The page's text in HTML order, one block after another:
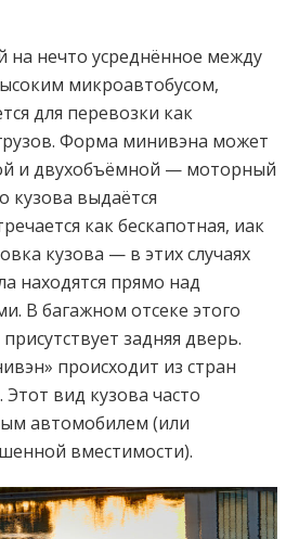
на нечто усреднённое между
микроавтобусом,
для перевозки как
Форма минивэна может
и двухобъёмной — моторный
кузова выдаётся
как бескапотная, иак
кузова — в этих случаях
находятся прямо над
В багажном отсеке этого
задняя дверь.
происходит из стран
вид кузова часто
автомобилем (или
вместимости).